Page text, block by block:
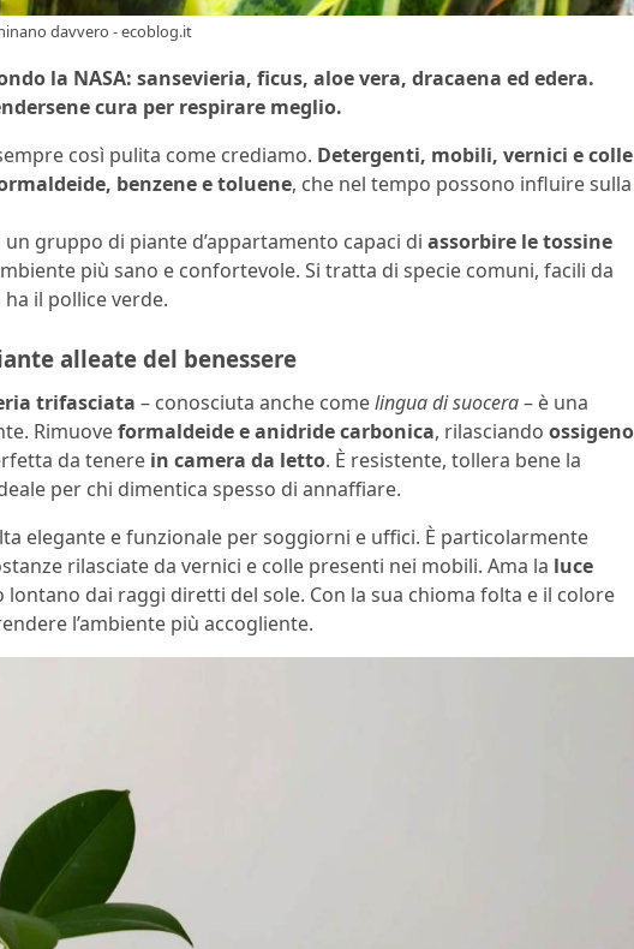
davvero - ecoblog.it
la NASA: sansevieria, ficus, aloe vera, dracaena ed edera.
cura per respirare meglio.
così pulita come crediamo. Detergenti, mobili, vernici e colle
benzene e toluene, che nel tempo possono influire sulla
gruppo di piante d’appartamento capaci di assorbire le tossine
più sano e confortevole. Si tratta di specie comuni, facili da
il pollice verde.
alleate del benessere
trifasciata – conosciuta anche comelingua di suocera– è una
Rimuoveformaldeide e anidride carbonica, rilasciando ossigeno
da tenere in camera da letto. È resistente, tollera bene la
per chi dimentica spesso di annaffiare.
elegante e funzionale per soggiorni e uffici. È particolarmente
rilasciate da vernici e colle presenti nei mobili. Ama la luce
lontano dai raggi diretti del sole. Con la sua chioma folta e il colore
l’ambiente più accogliente.